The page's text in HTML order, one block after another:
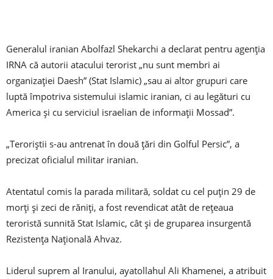
Generalul iranian Abolfazl Shekarchi a declarat pentru agenţia
IRNA că autorii atacului terorist „nu sunt membri ai
organizaţiei Daesh” (Stat Islamic) „sau ai altor grupuri care
luptă împotriva sistemului islamic iranian, ci au legături cu
America şi cu serviciul israelian de informaţii Mossad”.
„Teroriştii s-au antrenat în două ţări din Golful Persic”, a
precizat oficialul militar iranian.
Atentatul comis la parada militară, soldat cu cel puţin 29 de
morţi şi zeci de răniţi, a fost revendicat atât de reţeaua
teroristă sunnită Stat Islamic, cât şi de gruparea insurgentă
Rezistenţa Naţională Ahvaz.
Liderul suprem al Iranului, ayatollahul Ali Khamenei, a atribuit